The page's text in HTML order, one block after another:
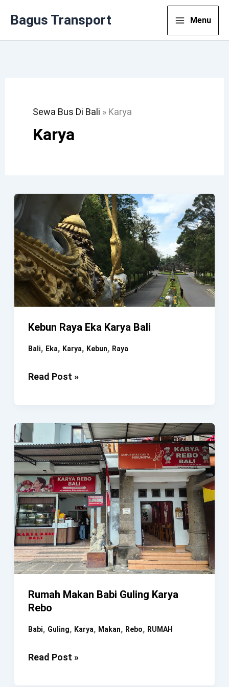
Bagus Transport Menu
Sewa Bus Di Bali » Karya
Karya
Kebun Raya Eka Karya Bali
Bali, Eka, Karya, Kebun, Raya
Kebun
Bali
Read Post »
Rumah Makan Babi Guling Karya
Rebo
Babi, Guling, Karya, Makan, Rebo, RUMAH
Rumah
Read Post »